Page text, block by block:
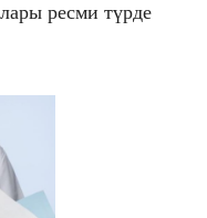
ресми түрде